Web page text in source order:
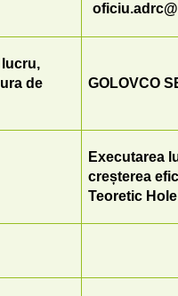
de
GOLOVCO
Executarea
creșterea
Teoretic